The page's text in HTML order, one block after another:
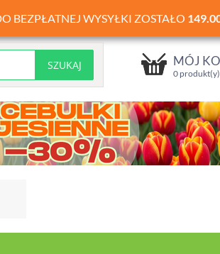
BEZPŁATNEJ WYSYŁKI ZOSTAŁO
MÓJ
0